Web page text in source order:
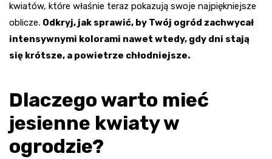
kwiatów, które właśnie teraz pokazują swoje najpiękniejsze
oblicze. Odkryj, jak sprawić, by Twój ogród zachwycał
intensywnymi kolorami nawet wtedy, gdy dni stają
się krótsze, a powietrze chłodniejsze.
Dlaczego warto mieć
jesienne kwiaty w
ogrodzie?